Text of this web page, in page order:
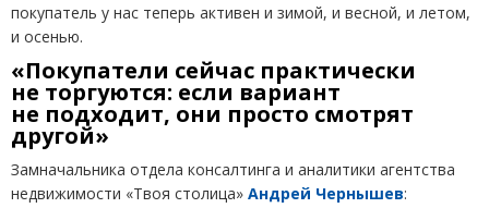
покупатель у нас теперь активен и зимой, и весной, и летом,
и осенью.
«Покупатели сейчас практически
не торгуются: если вариант
не подходит, они просто смотрят
другой»
Замначальника отдела консалтинга и аналитики агентства
недвижимости «Твоя столица» Андрей Чернышев: